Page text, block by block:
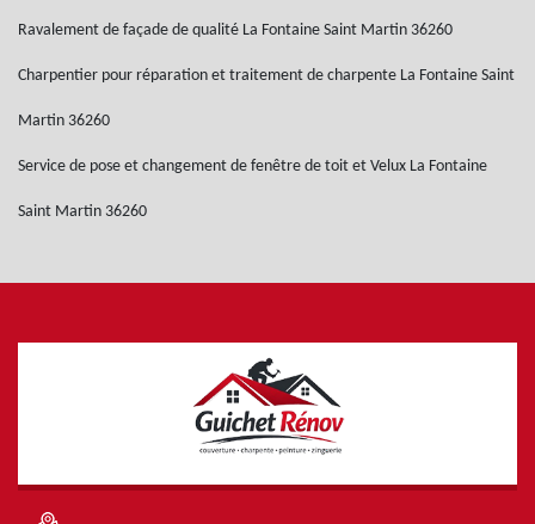
Ravalement de façade de qualité La Fontaine Saint Martin 36260
Charpentier pour réparation et traitement de charpente La Fontaine Saint
Martin 36260
Service de pose et changement de fenêtre de toit et Velux La Fontaine
Saint Martin 36260